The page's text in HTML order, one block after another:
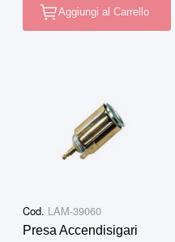
Aggiungi al Carrello
Cod. LAM-39060
Presa Accendisigari